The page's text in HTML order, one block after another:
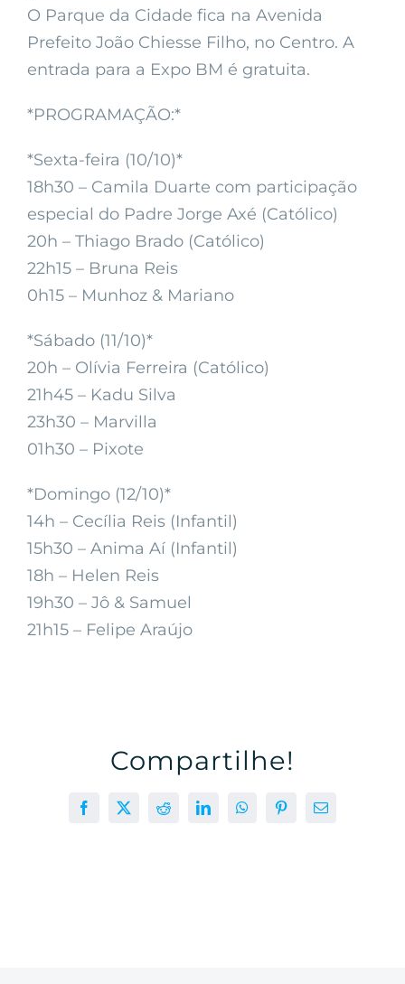
O Parque da Cidade fica na Avenida
Prefeito João Chiesse Filho, no Centro. A
entrada para a Expo BM é gratuita.
*PROGRAMAÇÃO:*
*Sexta-feira (10/10)*
18h30 – Camila Duarte com participação
especial do Padre Jorge Axé (Católico)
20h – Thiago Brado (Católico)
22h15 – Bruna Reis
0h15 – Munhoz & Mariano
*Sábado (11/10)*
20h – Olívia Ferreira (Católico)
21h45 – Kadu Silva
23h30 – Marvilla
01h30 – Pixote
*Domingo (12/10)*
14h – Cecília Reis (Infantil)
15h30 – Anima Aí (Infantil)
18h – Helen Reis
19h30 – Jô & Samuel
21h15 – Felipe Araújo
Compartilhe!
Facebook
X RedditLinkedInWhatsAppPinterest
E-